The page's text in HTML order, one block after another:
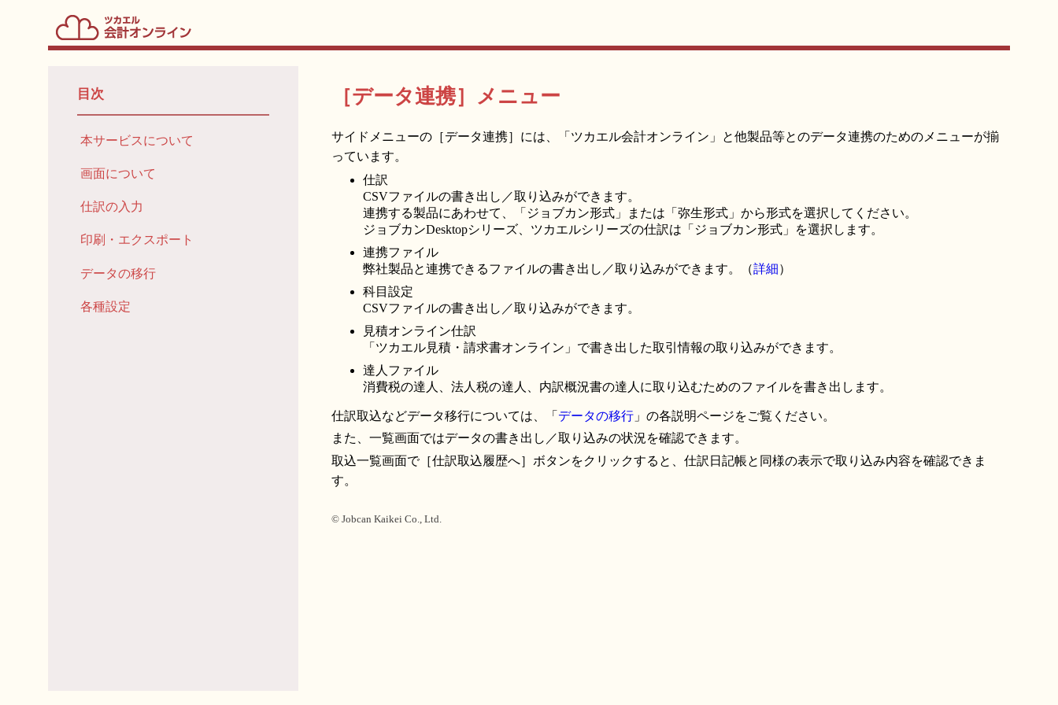
目次
本サービスについて
画面について
仕訳の入力
印刷・エクスポート
データの移行
各種設定
［データ連携］メニュー
サイドメニューの［データ連携］には、「ツカエル会計オンライン」と他製品等とのデータ連携のためのメニューが揃
っています。
仕訳
CSVファイルの書き出し／取り込みができます。
連携する製品にあわせて、「ジョブカン形式」または「弥生形式」から形式を選択してください。
ジョブカンDesktopシリーズ、ツカエルシリーズの仕訳は「ジョブカン形式」を選択します。
連携ファイル
弊社製品と連携できるファイルの書き出し／取り込みができます。（詳細 ）
科目設定
CSVファイルの書き出し／取り込みができます。
見積オンライン仕訳
「ツカエル見積・請求書オンライン」で書き出した取引情報の取り込みができます。
達人ファイル
消費税の達人、法人税の達人、内訳概況書の達人に取り込むためのファイルを書き出します。
仕訳取込などデータ移行については、「 データの移行 」の各説明ページをご覧ください。
また、一覧画面ではデータの書き出し／取り込みの状況を確認できます。
取込一覧画面で［仕訳取込履歴へ］ボタンをクリックすると、仕訳日記帳と同様の表示で取り込み内容を確認できま
す。
© Jobcan Kaikei Co., Ltd.